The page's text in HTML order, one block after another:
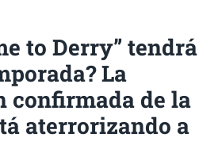
to Derry” tendrá
La
confirmada de la
aterrorizando a